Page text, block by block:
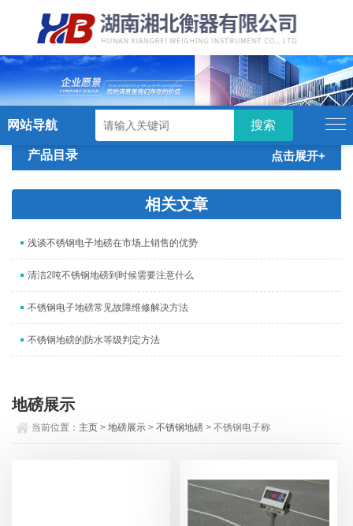
硬汉视频,硬汉视频app下载,硬汉视频ios
下载苹果版,硬汉视频app安卓破解版
网站导航
产品目录 点击展开+
相关文章
浅谈不锈钢电子地磅在市场上销售的优势
清洁2吨不锈钢地磅到时候需要注意什么
不锈钢电子地磅常见故障维修解决方法
不锈钢地磅的防水等级判定方法
地磅展示
当前位置： 主页 >地磅展示 >不锈钢地磅 > 不锈钢电子称